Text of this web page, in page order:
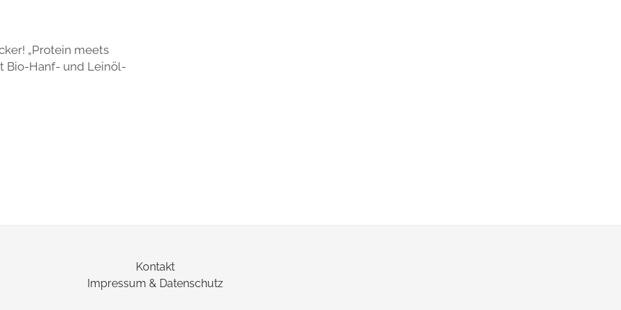
„Protein meets
Bio-Hanf- und Leinöl-
Kontakt
Impressum & Datenschutz